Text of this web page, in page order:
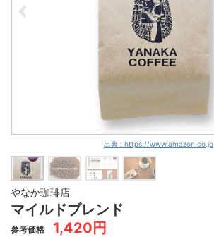
出典 : https://www.amazon.co.jp
やなか珈琲店
マイルドブレンド
参考価格 1,420円